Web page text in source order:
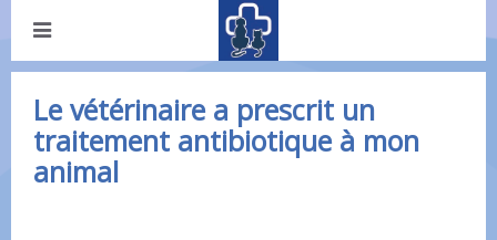
Le vétérinaire a prescrit un
traitement antibiotique à mon
animal